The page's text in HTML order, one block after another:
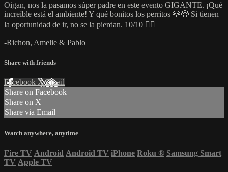
Oigan, nos la pasamos súper padre en este evento GIGANTE. ¡Qué
increíble está el ambiente! Y qué bonitos los perritos 🐶😍 Si tienen
la oportunidad de ir, no se la pierdan. 10/10 👌🏼
-Richon, Amelie & Pablo
Share with friends
Facebook XEmail
Share on Facebook
Share on X
Share via Email
Watch anywhere, anytime
Fire TV Android Android TV iPhone Roku ® Samsung Smart
TV Apple TV